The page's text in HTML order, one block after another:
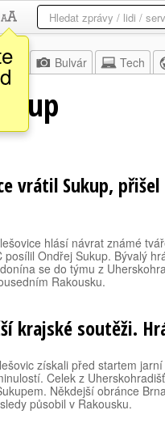
Bulvár Tech
vrátil Sukup,
hlásí návrat známé
posílil Ondřej Sukup. Bývalý
se do týmu z
Rakousku.
krajské soutěži.
získali před startem
Celek z
Někdejší obránce
působil v Rakousku.